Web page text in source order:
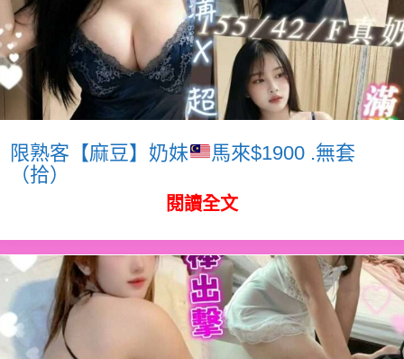
限熟客【麻豆】奶妹
馬來$1900 .無套
（拾）
閱讀全文